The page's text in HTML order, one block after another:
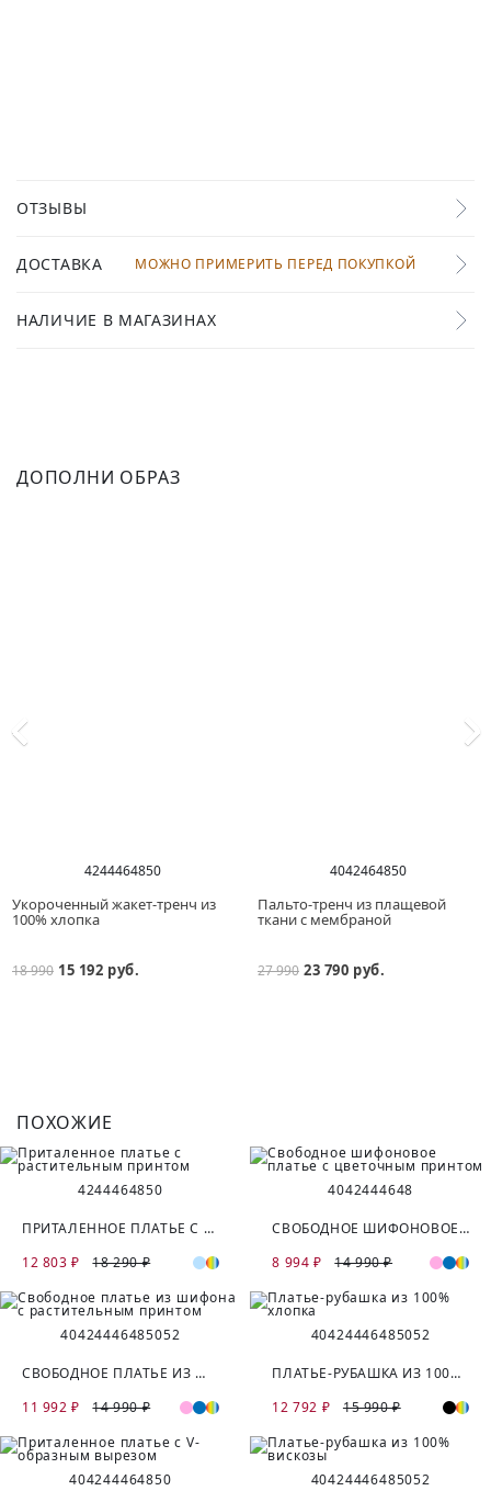
ОТЗЫВЫ
ДОСТАВКА МОЖНО ПРИМЕРИТЬ ПЕРЕД ПОКУПКОЙ
НАЛИЧИЕ В МАГАЗИНАХ
ДОПОЛНИ ОБРАЗ
4244464850
Укороченный жакет-тренч из
100% хлопка
18 990 15 192 руб.
4042464850
Пальто-тренч из плащевой
ткани с мембраной
27 990 23 790 руб.
ПОХОЖИЕ
4244464850
ПРИТАЛЕННОЕ ПЛАТЬЕ С РАСТИТЕЛЬНЫМ ПРИНТОМ
12 803 ₽
18 290 ₽
4042444648
СВОБОДНОЕ ШИФОНОВОЕ ПЛАТЬЕ С ЦВЕТОЧНЫМ ПРИНТОМ
8 994 ₽
14 990 ₽
40424446485052
СВОБОДНОЕ ПЛАТЬЕ ИЗ ШИФОНА С РАСТИТЕЛЬНЫМ ПРИНТОМ
11 992 ₽
14 990 ₽
40424446485052
ПЛАТЬЕ-РУБАШКА ИЗ 100% ХЛОПКА
12 792 ₽
15 990 ₽
404244464850 40424446485052